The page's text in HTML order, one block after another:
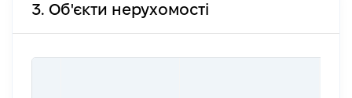
3. Об'єкти нерухомості